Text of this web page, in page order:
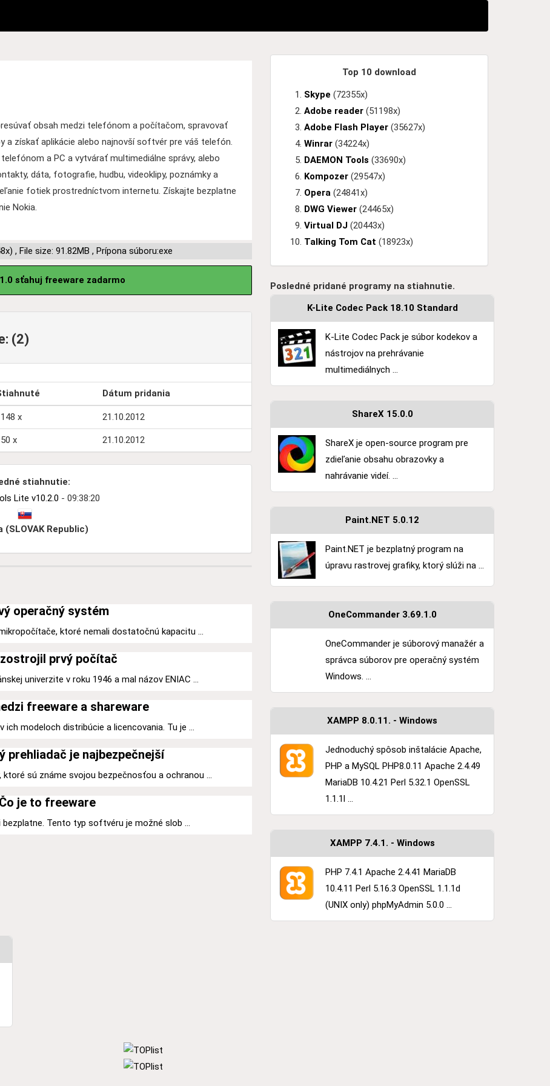
obsah medzi telefónom a počítačom, spravovať
a získať aplikácie alebo najnovší softvér pre váš telefón.
a PC a vytvárať multimediálne správy, alebo
dáta, fotografie, hudbu, videoklipy, poznámky a
fotiek prostredníctvom internetu. Získajte bezplatne
Nokia.
, File size: 91.82MB , Prípona súboru:exe
sťahuj freeware zadarmo
(2)
Dátum pridania
x 21.10.2012
x 21.10.2012
stiahnutie:
Lite v10.2.0 - 09:38:20
(SLOVAK Republic)
operačný systém
ktoré nemali dostatočnú kapacitu ...
prvý počítač
univerzite v roku 1946 a mal názov ENIAC ...
freeware a shareware
modeloch distribúcie a licencovania. Tu je ...
prehliadač je najbezpečnejší
sú známe svojou bezpečnosťou a ochranou ...
Čo je to freeware
Tento typ softvéru je možné slob ...
Top 10 download
Skype (72355x)
Adobe reader (51198x)
Adobe Flash Player (35627x)
Winrar (34224x)
DAEMON Tools (33690x)
Kompozer (29547x)
Opera (24841x)
DWG Viewer (24465x)
Virtual DJ (20443x)
Talking Tom Cat (18923x)
Posledné pridané programy na stiahnutie.
K-Lite Codec Pack 18.10 Standard
K-Lite Codec Pack je súbor kodekov a
nástrojov na prehrávanie
multimediálnych ...
ShareX 15.0.0
ShareX je open-source program pre
zdieľanie obsahu obrazovky a
nahrávanie videí. ...
Paint.NET 5.0.12
Paint.NET je bezplatný program na
úpravu rastrovej grafiky, ktorý slúži na ...
OneCommander 3.69.1.0
OneCommander je súborový manažér a
správca súborov pre operačný systém
Windows. ...
XAMPP 8.0.11. - Windows
Jednoduchý spôsob inštalácie Apache,
PHP a MySQL PHP8.0.11 Apache 2.4.49
MariaDB 10.4.21 Perl 5.32.1 OpenSSL
1.1.1l ...
XAMPP 7.4.1. - Windows
PHP 7.4.1 Apache 2.4.41 MariaDB
10.4.11 Perl 5.16.3 OpenSSL 1.1.1d
(UNIX only) phpMyAdmin 5.0.0 ...